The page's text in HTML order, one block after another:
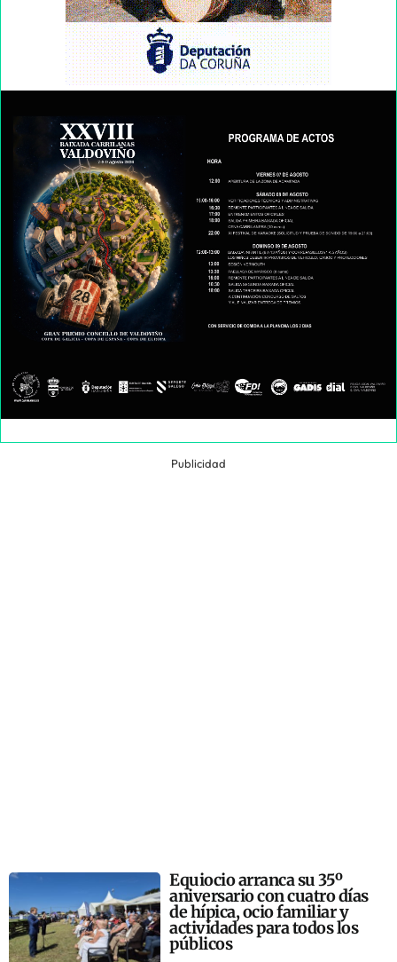
Publicidad
Equiocio arranca su 35º
aniversario con cuatro días
de hípica, ocio familiar y
actividades para todos los
públicos